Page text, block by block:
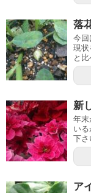
落
今回
現状
と
新
年末
い
下さ
ア